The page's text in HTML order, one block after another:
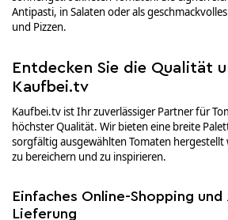
Antipasti, in Salaten oder als
und Pizzen.
Entdecken Sie die Qualität
Kaufbei.tv
Kaufbei.tv ist Ihr zuverlässiger Partner für
höchster Qualität. Wir bieten eine breite
sorgfältig ausgewählten Tomaten hergestellt
zu bereichern und zu inspirieren.
Einfaches Online-Shopping und
Lieferung